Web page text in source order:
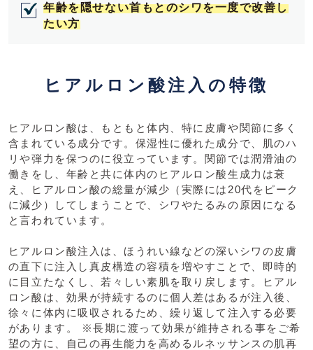
年齢を隠せない首もとのシワを一度で改善し
たい方
ヒアルロン酸注入の特徴
ヒアルロン酸は、もともと体内、特に皮膚や関節に多く
含まれている成分です。保湿性に優れた成分で、肌のハ
リや弾力を保つのに役立っています。関節では潤滑油の
働きをし、年齢と共に体内のヒアルロン酸生成力は衰
え、ヒアルロン酸の総量が減少（実際には20代をピーク
に減少）してしまうことで、シワやたるみの原因になる
と言われています。
ヒアルロン酸注入は、ほうれい線などの深いシワの皮膚
の直下に注入し真皮構造の容積を増やすことで、即時的
に目立たなくし、若々しい素肌を取り戻します。ヒアル
ロン酸は、効果が持続するのに個人差はあるが注入後、
徐々に体内に吸収されるため、繰り返して注入する必要
があります。 ※長期に渡って効果が維持される事をご希
望の方に、自己の再生能力を高めるルネッサンスの肌再